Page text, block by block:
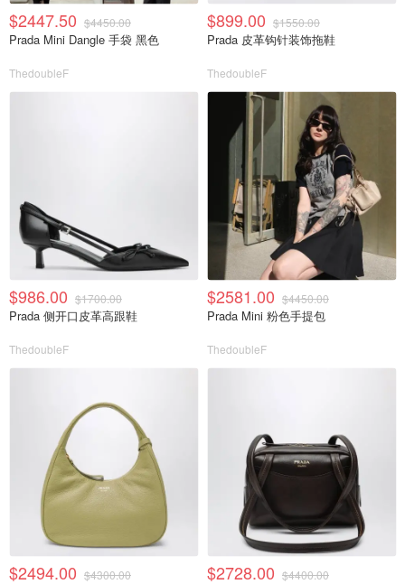
$2447.50 $4450.00
Prada Mini Dangle 手袋 黑色
ThedoubleF
$899.00 $1550.00
Prada 皮革钩针装饰拖鞋
ThedoubleF
$986.00 $1700.00
Prada 侧开口皮革高跟鞋
ThedoubleF
$2581.00 $4450.00
Prada Mini 粉色手提包
ThedoubleF
$2494.00 $4300.00 $2728.00 $4400.00